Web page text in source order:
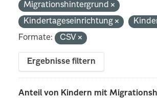
Migrationshintergrund
Kindertageseinrichtung
Formate:
CSV
Ergebnisse filtern
Anteil von Kindern mit